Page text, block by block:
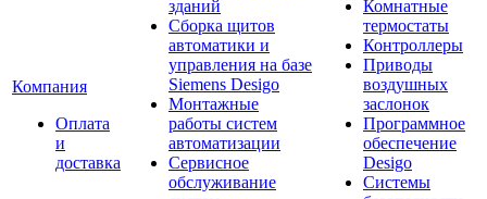
Компания
Оплата
и
доставка
зданий
Сборка щитов
автоматики и
управления на базе
Siemens Desigo
Монтажные
работы систем
автоматизации
Сервисное
обслуживание
Комнатные
термостаты
Контроллеры
Приводы
воздушных
заслонок
Программное
обеспечение
Desigo
Системы